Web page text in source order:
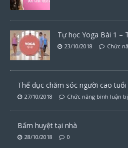
Tự học Yoga Bài 1 –
23/10/2018 Chức
Thể dục chăm sóc người cao tuổi
27/10/2018 Chức năng bình luận
Bấm huyệt tại nhà
28/10/2018 0